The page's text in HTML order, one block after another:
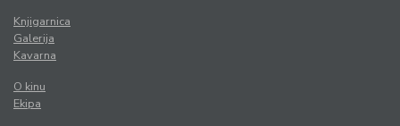
Knjigarnica
Galerija
Kavarna
O kinu
Ekipa